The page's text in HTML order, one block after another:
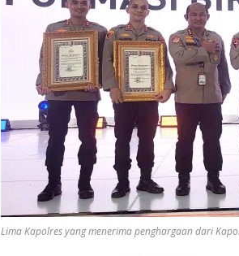
Lima Kapolres yang menerima penghargaan dari